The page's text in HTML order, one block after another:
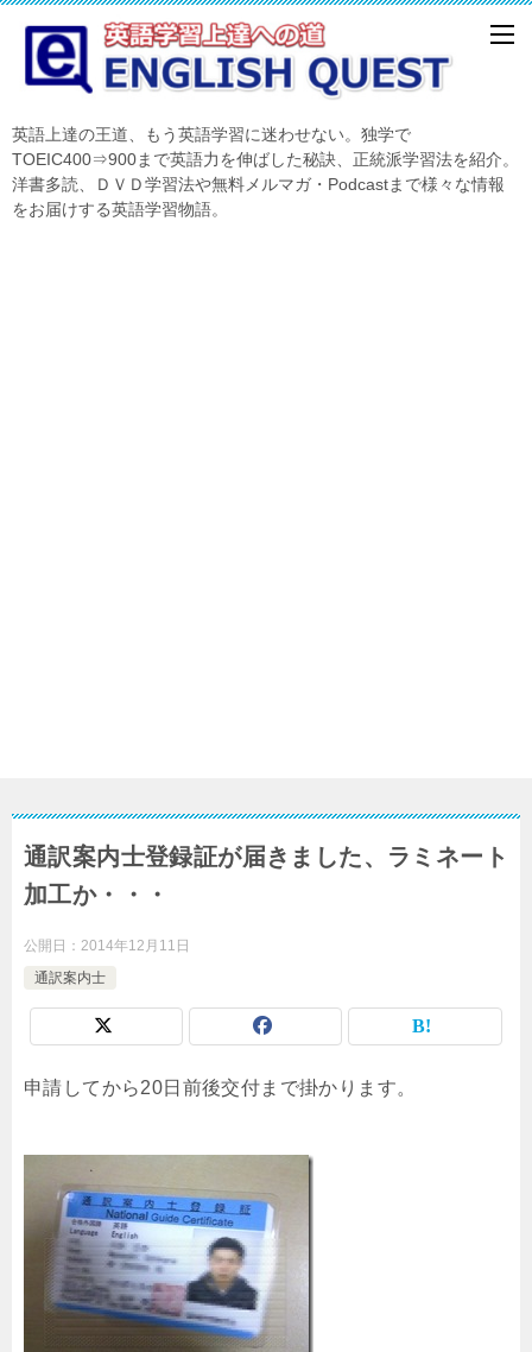
英語上達の王道、もう英語学習に迷わせない。独学で
TOEIC400⇒900まで英語力を伸ばした秘訣、正統派学習法を紹介。
洋書多読、ＤＶＤ学習法や無料メルマガ・Podcastまで様々な情報
をお届けする英語学習物語。
通訳案内士登録証が届きました、ラミネート
加工か・・・
公開日： 2014年12月11日
通訳案内士
申請してから20日前後交付まで掛かります。